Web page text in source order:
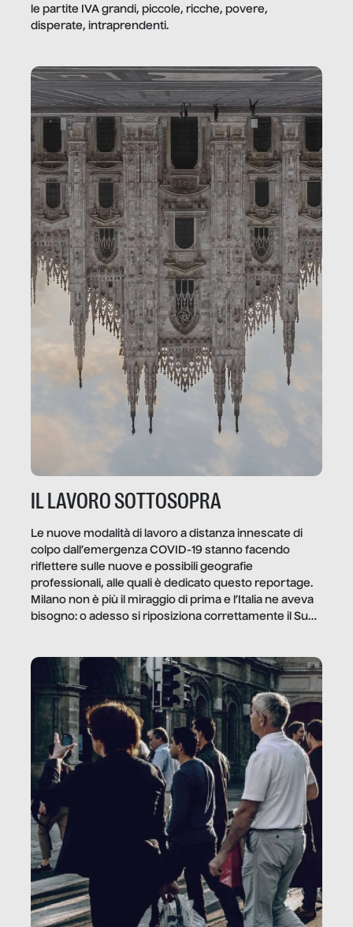
le partite IVA grandi, piccole, ricche, povere,
disperate, intraprendenti.
IL LAVORO SOTTOSOPRA
Le nuove modalità di lavoro a distanza innescate di
colpo dall’emergenza COVID-19 stanno facendo
riflettere sulle nuove e possibili geografie
professionali, alle quali è dedicato questo reportage.
Milano non è più il miraggio di prima e l’Italia ne aveva
bisogno: o adesso si riposiziona correttamente il Sud